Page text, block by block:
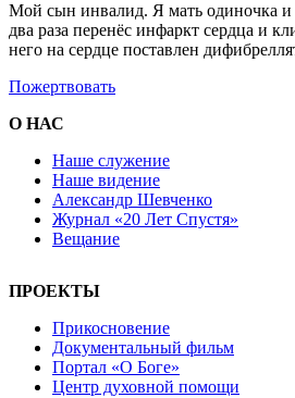
Мой сын инвалид. Я мать одиночка
два раза перенёс инфаркт сердца и
него на сердце поставлен
Пожертвовать
О НАС
Наше служение
Наше видение
Александр Шевченко
Журнал «20 Лет Спустя»
Вещание
ПРОЕКТЫ
Прикосновение
Документальный фильм
Портал «О Боге»
Центр духовной помощи